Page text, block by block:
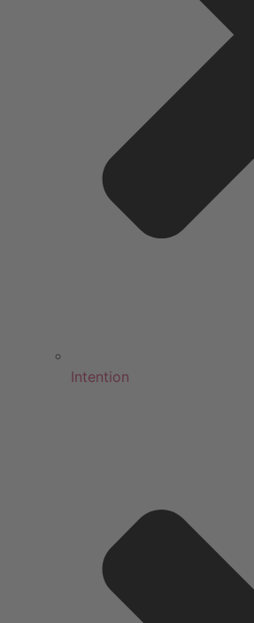
Intention